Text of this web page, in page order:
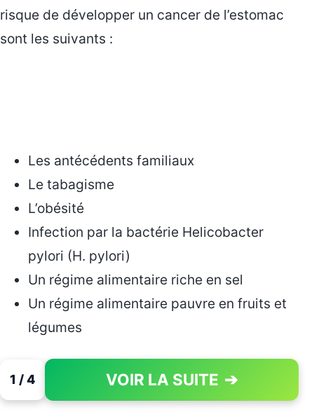
risque de développer un cancer de l’estomac
sont les suivants :
Les antécédents familiaux
Le tabagisme
L’obésité
Infection par la bactérie Helicobacter
pylori (H. pylori)
Un régime alimentaire riche en sel
Un régime alimentaire pauvre en fruits et
légumes
1 / 4 VOIR LA SUITE ➔
PAGE 1 OF 4